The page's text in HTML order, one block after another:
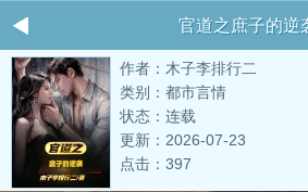
官道之庶子的逆
作者：木子李排行二
类别：都市言情
状态：连载
更新：2026-07-23
点击：397